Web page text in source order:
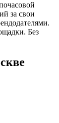
за свои
Без